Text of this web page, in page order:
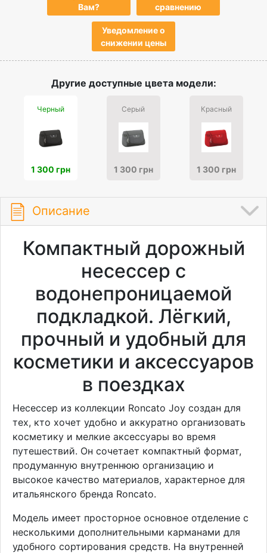
Вам?
сравнению
Уведомление о
снижении цены
Другие доступные цвета модели:
Черный
1 300 грн
Серый
1 300 грн
Красный
1 300 грн
Описание
Компактный дорожный
несессер с
водонепроницаемой
подкладкой. Лёгкий,
прочный и удобный для
косметики и аксессуаров
в поездках
Несессер из коллекции Roncato Joy создан для
тех, кто хочет удобно и аккуратно организовать
косметику и мелкие аксессуары во время
путешествий. Он сочетает компактный формат,
продуманную внутреннюю организацию и
высокое качество материалов, характерное для
итальянского бренда Roncato.
Модель имеет просторное основное отделение с
несколькими дополнительными карманами для
удобного сортирования средств. На внутренней